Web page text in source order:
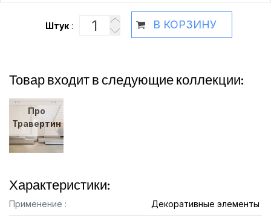
Штук: В КОРЗИНУ
Товар входит в следующие коллекции:
Про
Травертин
Характеристики:
Применение : Декоративные элементы